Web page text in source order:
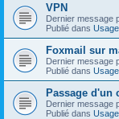
VPN
Dernier message
Publié dans
Foxmail sur
Dernier message
Publié dans
Passage d'un
Dernier message
Publié dans